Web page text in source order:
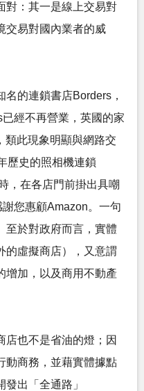
對：其一是線上交易對
交易對國內業者的威
的連鎖書店Borders，
經不再營業，英國的家
類此現象明顯與網路交
歷史的照相機連鎖
，在各店門前掛出具嘲
您惠顧Amazon。一句
至於對政府而言，實體
的虛擬商店），又意謂
增加，以及商用不動產
店也不是省油的燈；因
動商務，並藉實體據點
出「全通路」